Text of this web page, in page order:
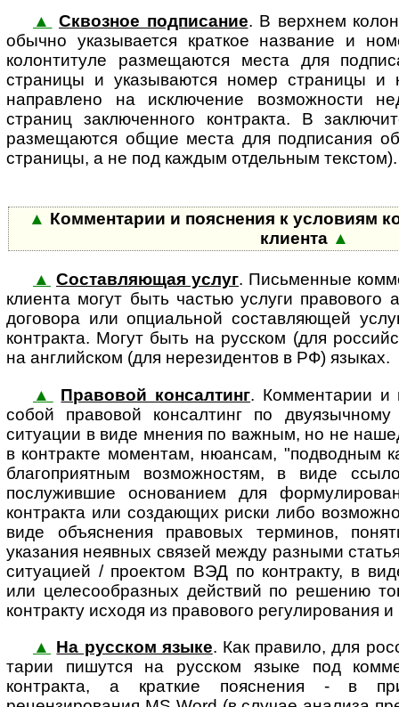
▲
Сквозное подписание. В верхнем
обычно указывается краткое наз­ва­ние и
колонтитуле размещаются места для
страницы и указываются номер страницы и
направлено на исключение возможности
страниц заключенного контракта. В
размещаются общие места для подписания
страницы, а не под каждым отдельным текстом).
▲ Комментарии и пояснения к условиям
клиента ▲
▲ Составляющая услуг. Письменные
клиента могут быть частью услуги правового
договора или опциальной составляющей
контракта. Могут быть на русском (для
на английском (для нерезидентов в РФ) языках.
▲
Правовой консалтинг. Комментарии и
собой пра­во­вой кон­сал­тинг по дву­языч­но­му
ситуации в виде мнения по важным, но не
в контракте моментам, нюансам, "подводным
благоприятным возможностям, в виде
послужившие основанием для
контракта или создающих риски либо
виде объяснения правовых терминов,
указания неявных связей между разными
ситуацией / проектом ВЭД по контракту, в
или целесообразных действий по решению
контракту исходя из правового регулирования
▲ На русском языке. Как правило, для
та­рии пишутся на русском языке под
контракта, а краткие пояснения - в